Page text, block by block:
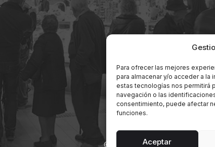
Para ofrecer las mejores
para almacenar y/o acceder a
estas tecnologías nos permitirá
navegación o las
consentimiento, puede afectar
funciones.
Aceptar
© 2026 Mercado de